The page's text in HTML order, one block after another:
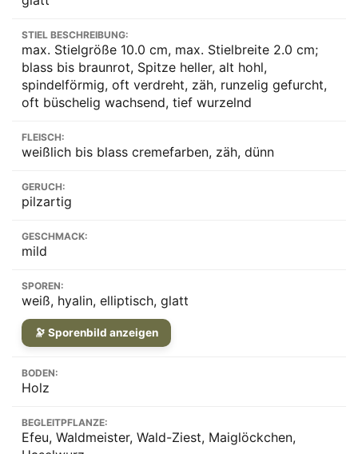
STIEL BESCHREIBUNG:
max. Stielgröße 10.0 cm, max. Stielbreite 2.0 cm;
blass bis braunrot, Spitze heller, alt hohl,
spindelförmig, oft verdreht, zäh, runzelig gefurcht,
oft büschelig wachsend, tief wurzelnd
FLEISCH:
weißlich bis blass cremefarben, zäh, dünn
GERUCH:
pilzartig
GESCHMACK:
mild
SPOREN:
weiß, hyalin, elliptisch, glatt
🔭 Sporenbild anzeigen
BODEN:
Holz
BEGLEITPFLANZE:
Efeu, Waldmeister, Wald-Ziest, Maiglöckchen,